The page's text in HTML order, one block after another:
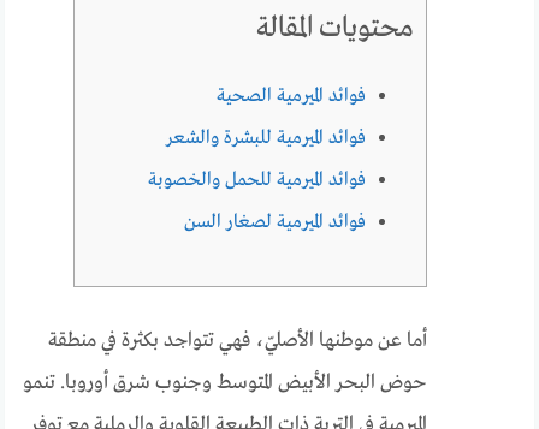
محتويات المقالة
فوائد الميرمية الصحية
فوائد الميرمية للبشرة والشعر
فوائد الميرمية للحمل والخصوبة
فوائد الميرمية لصغار السن
أما عن موطنها الأصليّ، فهي تتواجد بكثرة في منطقة
حوض البحر الأبيض المتوسط وجنوب شرق أوروبا. تنمو